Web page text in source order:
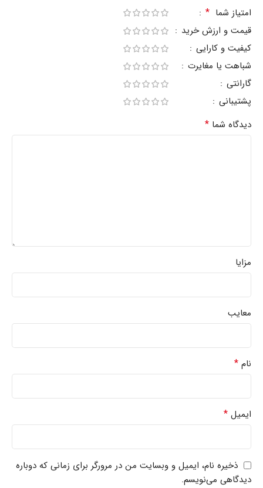
امتیاز شما *
قیمت و ارزش خرید
کیفیت و کارایی
شباهت یا مغایرت
گارانتی
پشتیبانی
دیدگاه شما *
مزایا
معایب
نام *
ایمیل *
ذخیره نام، ایمیل و وبسایت من در مرورگر برای زمانی که دوباره
دیدگاهی می‌نویسم.